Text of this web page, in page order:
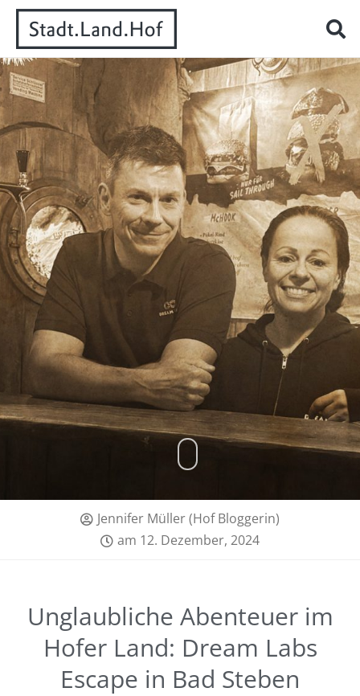
Jennifer Müller (Hof Bloggerin)
am 12. Dezember, 2024
Unglaubliche Abenteuer im
Hofer Land: Dream Labs
Escape in Bad Steben